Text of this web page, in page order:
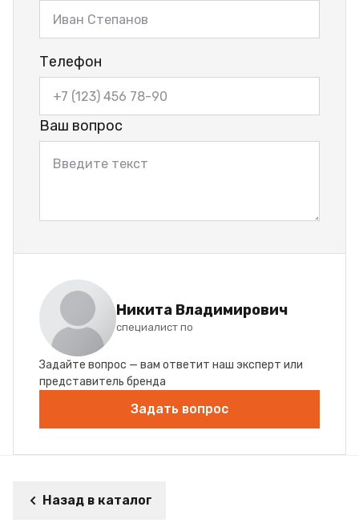
Телефон
Ваш вопрос
Никита Владимирович
специалист по
Задайте вопрос — вам ответит наш эксперт или
представитель бренда
Задать вопрос
Назад в каталог